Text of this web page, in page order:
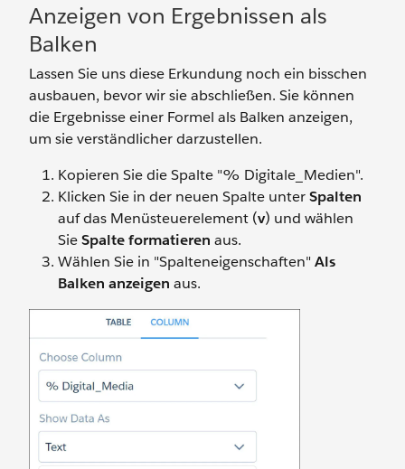
Anzeigen von Ergebnissen als
Balken
Lassen Sie uns diese Erkundung noch ein bisschen
ausbauen, bevor wir sie abschließen. Sie können
die Ergebnisse einer Formel als Balken anzeigen,
um sie verständlicher darzustellen.
Kopieren Sie die Spalte "% Digitale_Medien".
Klicken Sie in der neuen Spalte unterSpalten
auf das Menüsteuerelement (v) und wählen
SieSpalte formatieren aus.
Wählen Sie in "Spalteneigenschaften"Als
Balken anzeigen aus.